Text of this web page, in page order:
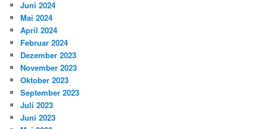
Juni 2024
Mai 2024
April 2024
Februar 2024
Dezember 2023
November 2023
Oktober 2023
September 2023
Juli 2023
Juni 2023